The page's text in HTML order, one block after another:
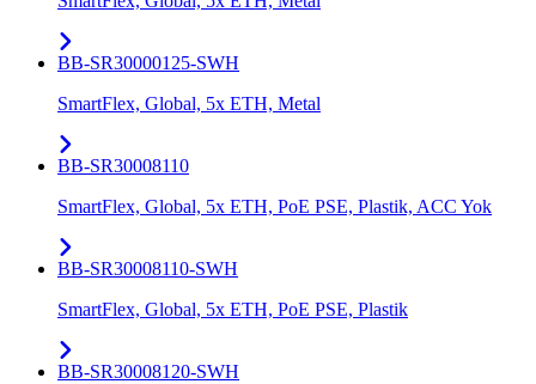
BB-SR30000125-SWH
SmartFlex, Global, 5x ETH, Metal
BB-SR30008110
SmartFlex, Global, 5x ETH, PoE PSE, Plastik, ACC Yok
BB-SR30008110-SWH
SmartFlex, Global, 5x ETH, PoE PSE, Plastik
BB-SR30008120-SWH